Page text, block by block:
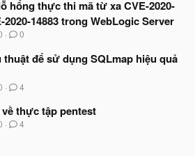
hổng thực thi mã từ xa CVE-2020-
2020-14883 trong WebLogic Server
0
thuật để sử dụng SQLmap hiệu quả
4
thực tập pentest
4